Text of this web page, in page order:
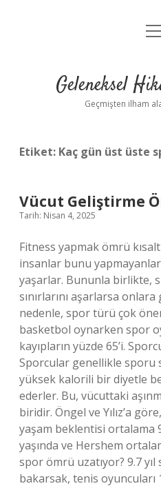
Yasal
Geleneksel
Geçmişten ilham
Etiket: Kaç gün üst üste
Vücut Geliştirme
Tarih: Nisan 4, 2025
Fitness yapmak ömrü
insanlar bunu
yaşarlar. Bununla birlikte,
sınırlarını aşarlarsa
nedenle, spor türü çok
basketbol oynarken spor
kayıpların yüzde 65’i.
Sporcular genellikle sporu
yüksek kalorili bir diyetle
ederler. Bu, vücuttaki
biridir. Öngel ve Yılız’a
yaşam beklentisi ortalama
yaşında ve Hershem
spor ömrü uzatıyor? 9.7 yıl
bakarsak, tenis